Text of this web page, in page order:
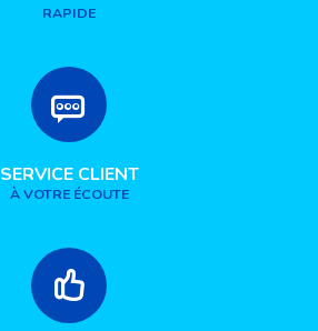
RAPIDE
SERVICE CLIENT
À VOTRE ÉCOUTE